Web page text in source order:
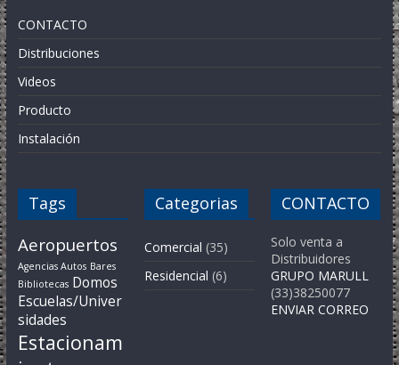
CONTACTO
Distribuciones
Videos
Producto
Instalación
Tags
Aeropuertos
Agencias Autos Bares
Bibliotecas Domos
Escuelas/Univer
sidades
Estacionam
Categorias
Comercial (35)
Residencial (6)
CONTACTO
Solo venta a
Distribuidores
GRUPO MARULL
(33)38250077
ENVIAR CORREO